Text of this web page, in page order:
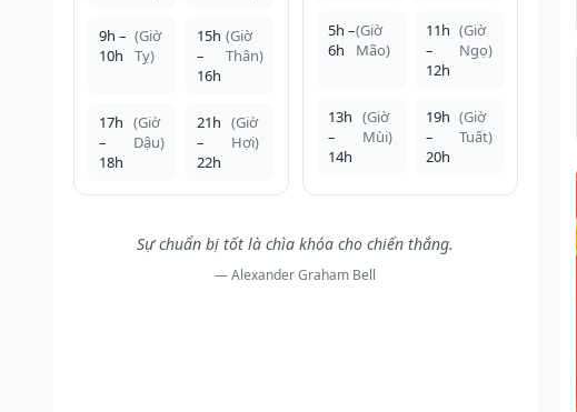
9h –
10h
(Giờ
Tỵ)
15h
–
16h
(Giờ
Thân)
17h
–
18h
(Giờ
Dậu)
21h
–
22h
(Giờ
Hợi)
5h –
6h
(Giờ
Mão)
11h
–
12h
(Giờ
Ngọ)
13h
–
14h
(Giờ
Mùi)
19h
–
20h
(Giờ
Tuất)
Sự chuẩn bị tốt là chìa khóa cho chiến thắng.
— Alexander Graham Bell